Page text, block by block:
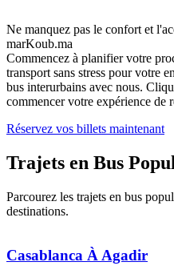
Ne manquez pas le confort et
marKoub.ma
Commencez à planifier votre
transport sans stress pour votre
bus interurbains avec nous.
commencer votre expérience de
Réservez vos billets maintenant
Trajets en Bus
Parcourez les trajets en bus
destinations.
Casablanca À Agadir